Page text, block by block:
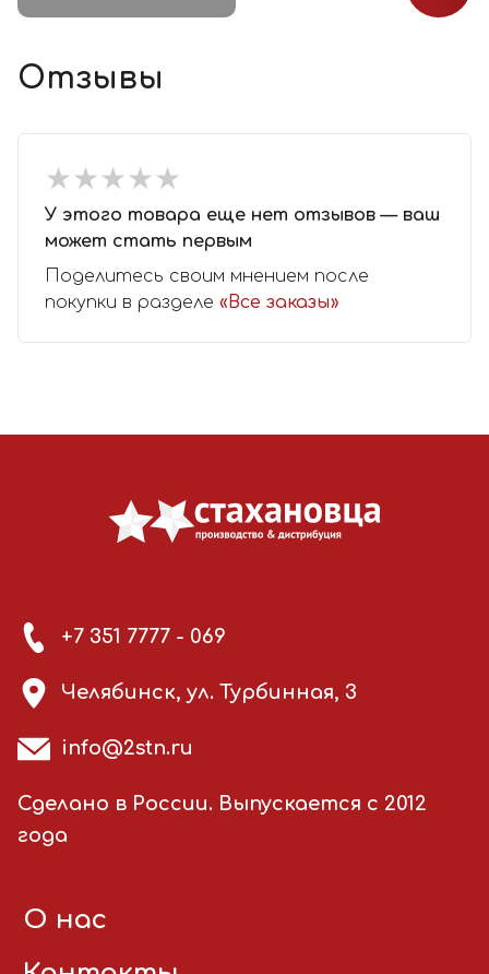
Отзывы
★★★★★
★★★★★
У этого товара еще нет отзывов — ваш
может стать первым
Поделитесь своим мнением после
покупки в разделе «Все заказы»
+7 351 7777 - 069
Челябинск, ул. Турбинная, 3
info@2stn.ru
Сделано в России. Выпускается с 2012
года
О нас